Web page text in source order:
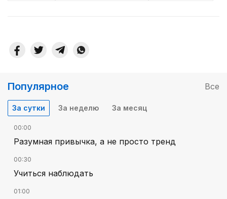
Популярное Все
За сутки За неделю За месяц
00:00
Разумная привычка, а не просто тренд
00:30
Учиться наблюдать
01:00